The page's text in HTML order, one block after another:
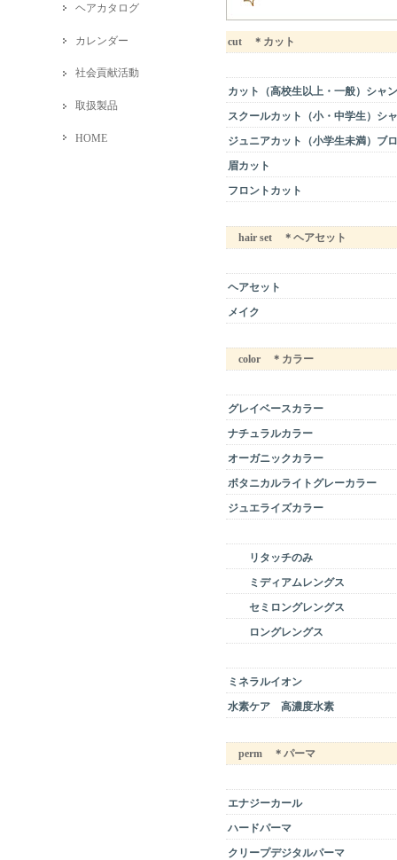
cut ＊カット
カット（高校生以上・一般）シャ
スクールカット（小・中学生）シ
ジュニアカット（小学生未満）ブ
眉カット
フロントカット
hair set ＊ヘアセット
ヘアセット
メイク
color ＊カラー
グレイベースカラー
ナチュラルカラー
オーガニックカラー
ボタニカルライトグレーカラー
ジュエライズカラー
リタッチのみ
ミディアムレングス
セミロングレングス
ロングレングス
ミネラルイオン
水素ケア 高濃度水素
perm ＊パーマ
エナジーカール
ハードパーマ
クリープデジタルパーマ
ヘアカタログ
カレンダー
社会貢献活動
取扱製品
HOME